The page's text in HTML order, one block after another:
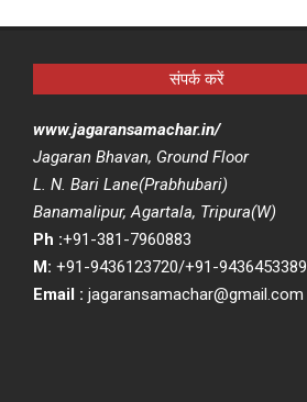
संपर्क करें
www.jagaransamachar.in/
Jagaran Bhavan, Ground Floor
L. N. Bari Lane(Prabhubari)
Banamalipur, Agartala, Tripura(W)
Ph :+91-381-7960883
M: +91-9436123720/+91-9436453389
Email : jagaransamachar@gmail.com